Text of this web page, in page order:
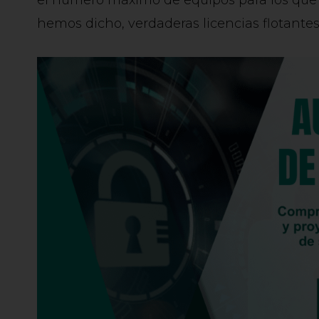
hemos dicho, verdaderas licencias